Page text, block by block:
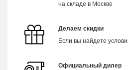
на складе в Москве
Делаем скидки
Если вы найдете
Официальный дилер